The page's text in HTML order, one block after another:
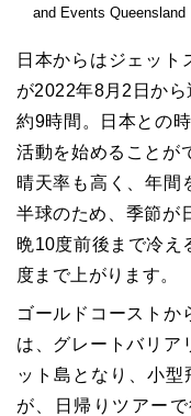
and Events Queensland
日本からはジェッ
が2022年8月2日か
約9時間。日本との
活動を始めることが
晴天率も高く、年間
半球のため、季節が
晩10度前後まで冷え
度まで上がります。
ゴールドコーストか
は、グレートバリア
ット島となり、小
が、日帰りツアー